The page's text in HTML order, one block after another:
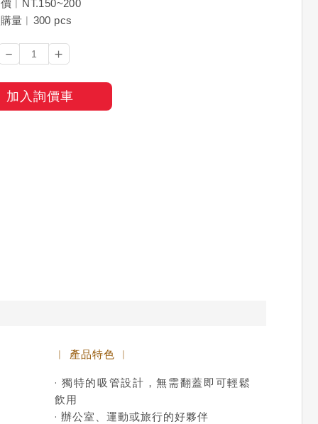
︱NT.150~200
量︱300 pcs
－ ＋
加入詢價車
︱ 產品特色 ︱
· 獨特的吸管設計，無需翻蓋即可輕鬆
飲用
· 辦公室、運動或旅行的好夥伴